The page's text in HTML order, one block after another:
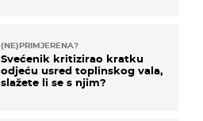
(NE)PRIMJERENA?
Svećenik kritizirao kratku
odjeću usred toplinskog vala,
slažete li se s njim?